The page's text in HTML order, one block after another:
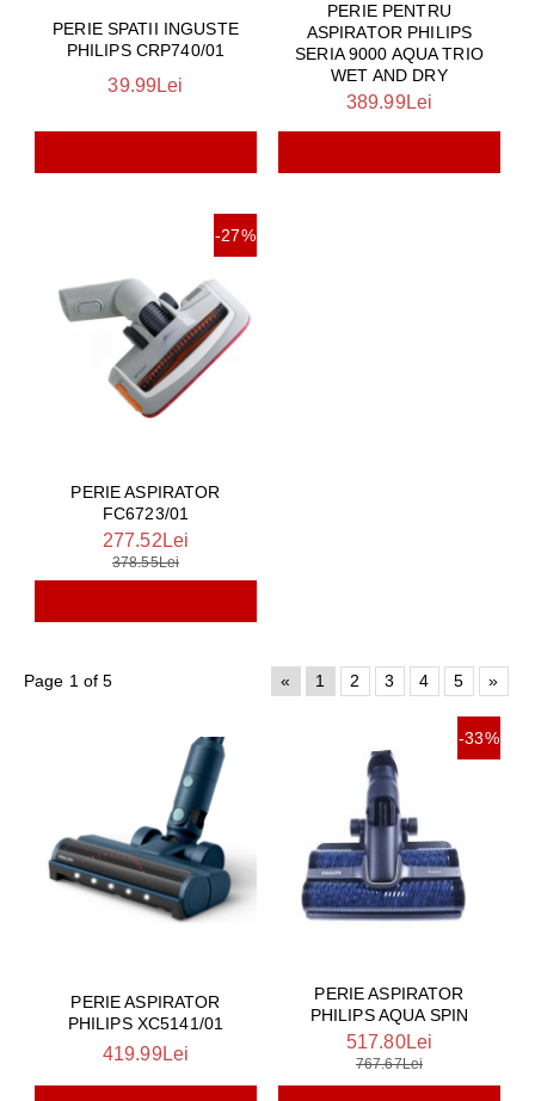
PERIE SPATII INGUSTE
PHILIPS CRP740/01
39.99Lei
PERIE PENTRU
ASPIRATOR PHILIPS
SERIA 9000 AQUA TRIO
WET AND DRY
389.99Lei
-27%
PERIE ASPIRATOR
FC6723/01
277.52Lei
378.55Lei
Page 1 of 5 « 1 2 3 4 5 »
PERIE ASPIRATOR
PHILIPS XC5141/01
419.99Lei
-33%
PERIE ASPIRATOR
PHILIPS AQUA SPIN
517.80Lei
767.67Lei